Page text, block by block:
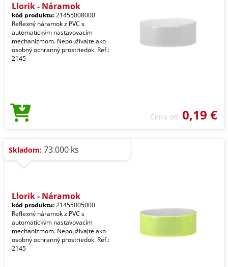
Llorik - Náramok
kód produktu:21455008000
Reflexný náramok z PVC s
automatickým nastavovacím
mechanizmom. Nepoužívajte ako
osobný ochranný prostriedok. Ref.:
2145
Cena od 0,19 €
Skladom: 73.000 ks
Llorik - Náramok
kód produktu:21455005000
Reflexný náramok z PVC s
automatickým nastavovacím
mechanizmom. Nepoužívajte ako
osobný ochranný prostriedok. Ref.:
2145